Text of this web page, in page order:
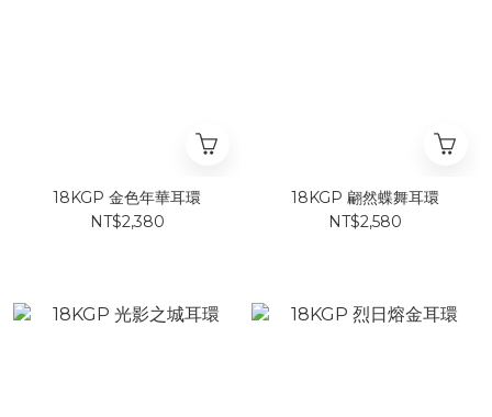
18KGP 金色年華耳環
NT$2,380
18KGP 翩然蝶舞耳環
NT$2,580